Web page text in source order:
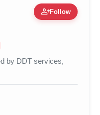
person_addFollow
Media or
by DDT services,